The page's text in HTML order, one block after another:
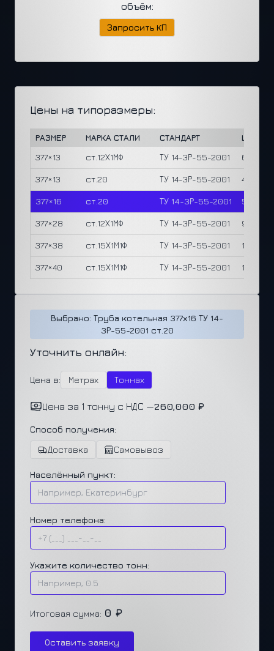
объём:
Запросить КП
Цены на типоразмеры:
РАЗМЕР МАРКА СТАЛИ СТАНДАРТ
ЦЕНА/М
377×13
ст.12Х1МФ ТУ 14-3Р-55-2001 63,960
377×13 ст.20 ТУ 14-3Р-55-2001 44,770 ₽
377×16 ст.20 ТУ 14-3Р-55-2001 50,740
377×28 ст.12Х1МФ ТУ 14-3Р-55-2001 95,750
377×38 ст.15Х1М1Ф ТУ 14-3Р-55-2001
377×40 ст.15Х1М1Ф ТУ 14-3Р-55-2001
Выбрано: Труба котельная 377х16 ТУ 14-
3Р-55-2001 ст.20
Уточнить онлайн:
Цена в: Метрах Тоннах
Цена за 1 тонну с НДС —260,000 ₽
Способ получения:
Доставка
Самовывоз
Населённый пункт:
Номер телефона:
Укажите количество тонн:
Итоговая сумма: 0 ₽
Оставить заявку